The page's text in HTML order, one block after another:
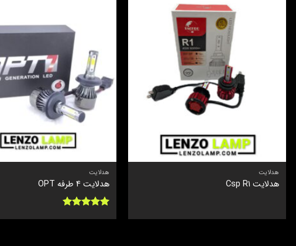
هدلایت
هدلایت Csp R1
هدلایت
هدلایت 4 طرفه OPT